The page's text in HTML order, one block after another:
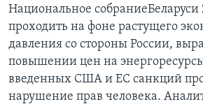
Национальное собраниеБеларуси
проходить на фоне растущего
давления со стороны России,
повышении цен на
введенных США и ЕС санкций
нарушение прав человека.